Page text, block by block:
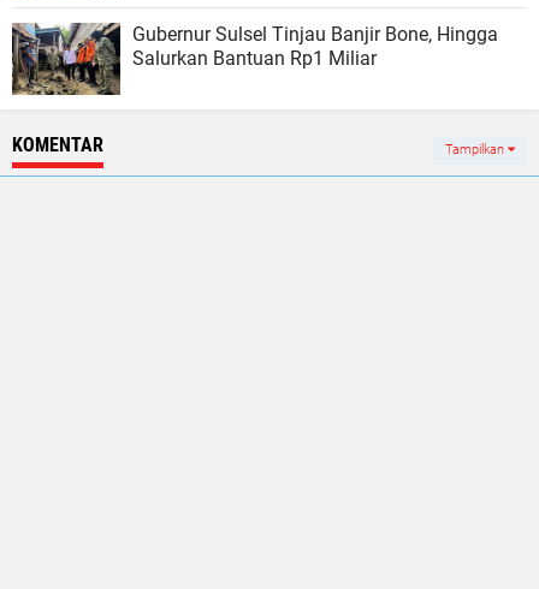
Gubernur Sulsel Tinjau Banjir Bone, Hingga
Salurkan Bantuan Rp1 Miliar
KOMENTAR Tampilkan